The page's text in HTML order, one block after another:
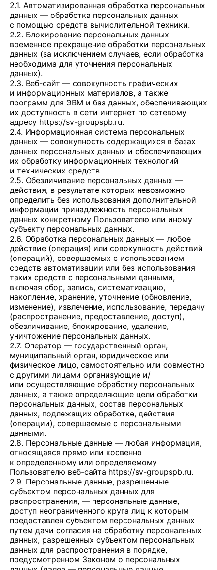
2.1. Автоматизированная обработка персональных
данных — обработка персональных данных
с помощью средств вычислительной техники.
2.2. Блокирование персональных данных —
временное прекращение обработки персональных
данных (за исключением случаев, если обработка
необходима для уточнения персональных
данных).
2.3. Веб-сайт — совокупность графических
и информационных материалов, а также
программ для ЭВМ и баз данных, обеспечивающих
их доступность в сети интернет по сетевому
адресу https://sv-groupspb.ru.
2.4. Информационная система персональных
данных — совокупность содержащихся в базах
данных персональных данных и обеспечивающих
их обработку информационных технологий
и технических средств.
2.5. Обезличивание персональных данных —
действия, в результате которых невозможно
определить без использования дополнительной
информации принадлежность персональных
данных конкретному Пользователю или иному
субъекту персональных данных.
2.6. Обработка персональных данных — любое
действие (операция) или совокупность действий
(операций), совершаемых с использованием
средств автоматизации или без использования
таких средств с персональными данными,
включая сбор, запись, систематизацию,
накопление, хранение, уточнение (обновление,
изменение), извлечение, использование, передачу
(распространение, предоставление, доступ),
обезличивание, блокирование, удаление,
уничтожение персональных данных.
2.7. Оператор — государственный орган,
муниципальный орган, юридическое или
физическое лицо, самостоятельно или совместно
с другими лицами организующие и/
или осуществляющие обработку персональных
данных, а также определяющие цели обработки
персональных данных, состав персональных
данных, подлежащих обработке, действия
(операции), совершаемые с персональными
данными.
2.8. Персональные данные — любая информация,
относящаяся прямо или косвенно
к определенному или определяемому
Пользователю веб-сайта https://sv-groupspb.ru.
2.9. Персональные данные, разрешенные
субъектом персональных данных для
распространения, — персональные данные,
доступ неограниченного круга лиц к которым
предоставлен субъектом персональных данных
путем дачи согласия на обработку персональных
данных, разрешенных субъектом персональных
данных для распространения в порядке,
предусмотренном Законом о персональных